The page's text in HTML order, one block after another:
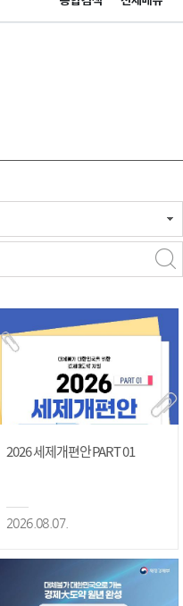
2026 세제개편안 PART 01
2026.08.07.